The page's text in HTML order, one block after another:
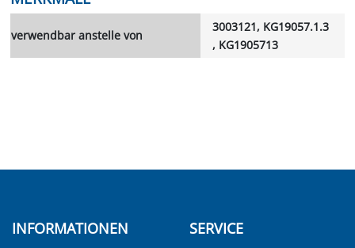
verwendbar anstelle von
3003121, KG19057.1.3
, KG1905713
INFORMATIONEN SERVICE